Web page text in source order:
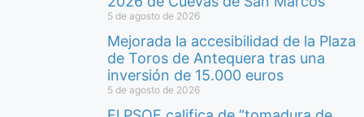
5 de agosto de 2026
Mejorada la accesibilidad de la Plaza
de Toros de Antequera tras una
inversión de 15.000 euros
5 de agosto de 2026